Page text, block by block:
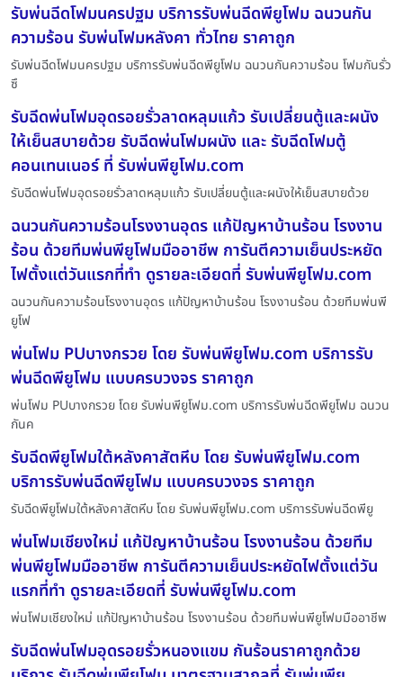
รับพ่นฉีดโฟมนครปฐม บริการรับพ่นฉีดพียูโฟม ฉนวนกัน
ความร้อน รับพ่นโฟมหลังคา ทั่วไทย ราคาถูก
รับพ่นฉีดโฟมนครปฐม บริการรับพ่นฉีดพียูโฟม ฉนวนกันความร้อน โฟมกันรั่ว
ซึ
รับฉีดพ่นโฟมอุดรอยรั่วลาดหลุมแก้ว รับเปลี่ยนตู้และผนัง
ให้เย็นสบายด้วย รับฉีดพ่นโฟมผนัง และ รับฉีดโฟมตู้
คอนเทนเนอร์ ที่ รับพ่นพียูโฟม.com
รับฉีดพ่นโฟมอุดรอยรั่วลาดหลุมแก้ว รับเปลี่ยนตู้และผนังให้เย็นสบายด้วย
ฉนวนกันความร้อนโรงงานอุดร แก้ปัญหาบ้านร้อน โรงงาน
ร้อน ด้วยทีมพ่นพียูโฟมมืออาชีพ การันตีความเย็นประหยัด
ไฟตั้งแต่วันแรกที่ทำ ดูรายละเอียดที่ รับพ่นพียูโฟม.com
ฉนวนกันความร้อนโรงงานอุดร แก้ปัญหาบ้านร้อน โรงงานร้อน ด้วยทีมพ่นพี
ยูโฟ
พ่นโฟม PUบางกรวย โดย รับพ่นพียูโฟม.com บริการรับ
พ่นฉีดพียูโฟม แบบครบวงจร ราคาถูก
พ่นโฟม PUบางกรวย โดย รับพ่นพียูโฟม.com บริการรับพ่นฉีดพียูโฟม ฉนวน
กันค
รับฉีดพียูโฟมใต้หลังคาสัตหีบ โดย รับพ่นพียูโฟม.com
บริการรับพ่นฉีดพียูโฟม แบบครบวงจร ราคาถูก
รับฉีดพียูโฟมใต้หลังคาสัตหีบ โดย รับพ่นพียูโฟม.com บริการรับพ่นฉีดพียู
พ่นโฟมเชียงใหม่ แก้ปัญหาบ้านร้อน โรงงานร้อน ด้วยทีม
พ่นพียูโฟมมืออาชีพ การันตีความเย็นประหยัดไฟตั้งแต่วัน
แรกที่ทำ ดูรายละเอียดที่ รับพ่นพียูโฟม.com
พ่นโฟมเชียงใหม่ แก้ปัญหาบ้านร้อน โรงงานร้อน ด้วยทีมพ่นพียูโฟมมืออาชีพ
รับฉีดพ่นโฟมอุดรอยรั่วหนองแขม กันร้อนราคาถูกด้วย